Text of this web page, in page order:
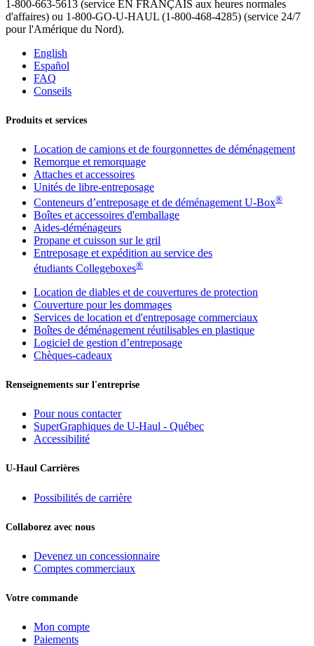
1-800-663-5613 (service EN FRANÇAIS aux heures normales
d'affaires) ou 1-800-GO-U-HAUL (1-800-468-4285) (service 24/7
pour l'Amérique du Nord).
English
Español
FAQ
Conseils
Produits et services
Location de camions et de fourgonnettes de déménagement
Remorque et remorquage
Attaches et accessoires
Unités de libre-entreposage
Conteneurs d’entreposage et de déménagement U-Box®
Boîtes et accessoires d'emballage
Aides-déménageurs
Propane et cuisson sur le gril
Entreposage et expédition au service des
étudiants Collegeboxes®
Location de diables et de couvertures de protection
Couverture pour les dommages
Services de location et d'entreposage commerciaux
Boîtes de déménagement réutilisables en plastique
Logiciel de gestion d’entreposage
Chèques-cadeaux
Renseignements sur l'entreprise
Pour nous contacter
SuperGraphiques de U-Haul - Québec
Accessibilité
U-Haul Carrières
Possibilités de carrière
Collaborez avec nous
Devenez un concessionnaire
Comptes commerciaux
Votre commande
Mon compte
Paiements